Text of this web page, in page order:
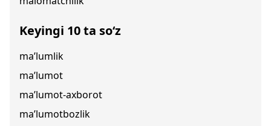
Keyingi 10 ta so‘z
ma’lumlik
ma’lumot
ma’lumot-axborot
ma’lumotbozlik